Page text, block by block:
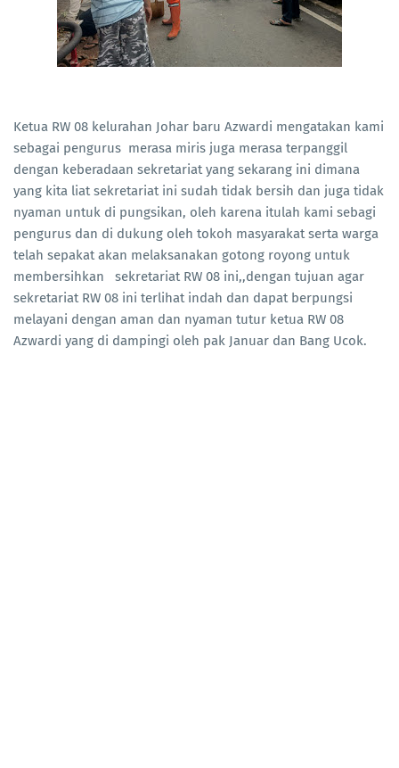
Ketua RW 08 kelurahan Johar baru Azwardi mengatakan kami
sebagai pengurus merasa miris juga merasa terpanggil
dengan keberadaan sekretariat yang sekarang ini dimana
yang kita liat sekretariat ini sudah tidak bersih dan juga tidak
nyaman untuk di pungsikan, oleh karena itulah kami sebagi
pengurus dan di dukung oleh tokoh masyarakat serta warga
telah sepakat akan melaksanakan gotong royong untuk
membersihkan sekretariat RW 08 ini,,dengan tujuan agar
sekretariat RW 08 ini terlihat indah dan dapat berpungsi
melayani dengan aman dan nyaman tutur ketua RW 08
Azwardi yang di dampingi oleh pak Januar dan Bang Ucok.